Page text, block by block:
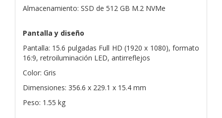
Almacenamiento: SSD de 512 GB M.2 NVMe
Pantalla y diseño
Pantalla: 15.6 pulgadas Full HD (1920 x 1080), formato
16:9, retroiluminación LED, antirreflejos
Color: Gris
Dimensiones: 356.6 x 229.1 x 15.4 mm
Peso: 1.55 kg